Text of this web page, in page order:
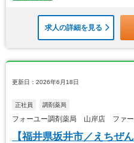
求人の詳細を見る
更新日：2026年6月18日
正社員 調剤薬局
フォーユー調剤薬局 山岸店 ファー
【福井県坂井市／えちぜ